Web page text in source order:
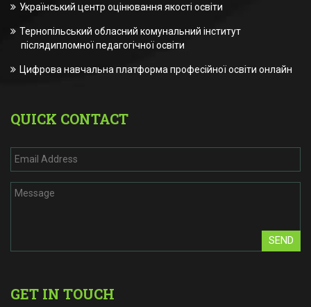
Український центр оцінювання якості освіти
Тернопільський обласний комунальний інститут
післядипломної педагогічної освіти
Цифрова навчальна платформа професійної освіти онлайн
QUICK CONTACT
SEND
GET IN TOUCH